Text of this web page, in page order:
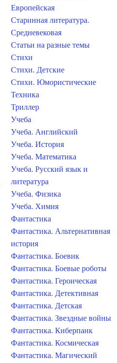
Европейская
Старинная литература.
Средневековая
Статьи на разные темы
Стихи
Стихи. Детские
Стихи. Юмористические
Техника
Триллер
Учеба
Учеба. Английский
Учеба. История
Учеба. Математика
Учеба. Русский язык и
литература
Учеба. Физика
Учеба. Химия
Фантастика
Фантастика. Альтернативная
история
Фантастика. Боевик
Фантастика. Боевые роботы
Фантастика. Героическая
Фантастика. Детективная
Фантастика. Детская
Фантастика. Звездные войны
Фантастика. Киберпанк
Фантастика. Космическая
Фантастика. Магический